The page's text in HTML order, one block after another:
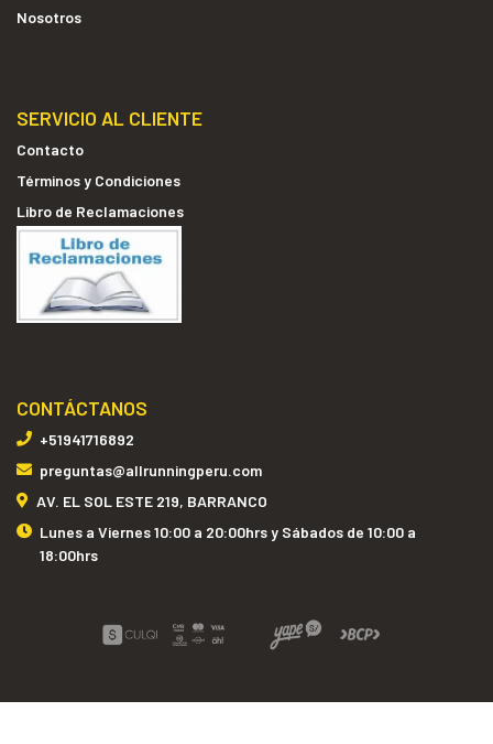
Nosotros
SERVICIO AL CLIENTE
Contacto
Términos y Condiciones
Libro de Reclamaciones
CONTÁCTANOS
+51941716892
preguntas@allrunningperu.com
AV. EL SOL ESTE 219, BARRANCO
Lunes a Viernes 10:00 a 20:00hrs y Sábados de 10:00 a
18:00hrs
ALL RUNNING PERÚ © 2026